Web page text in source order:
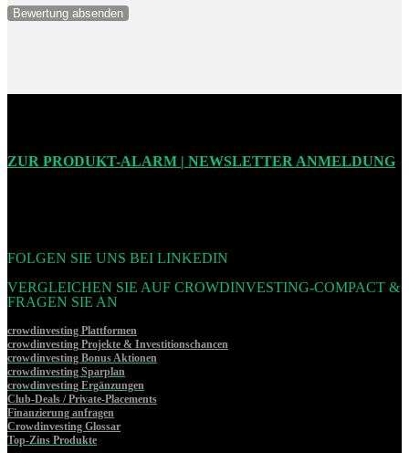
ZUR PRODUKT-ALARM | NEWSLETTER ANMELDUNG
FOLGEN SIE UNS BEI LINKEDIN
VERGLEICHEN SIE AUF CROWDINVESTING-COMPACT &
FRAGEN SIE AN
crowdinvesting Plattformen
crowdinvesting Projekte & Investitionschancen
crowdinvesting Bonus Aktionen
crowdinvesting Sparplan
crowdinvesting Ergänzungen
Club-Deals / Private-Placements
Finanzierung anfragen
Crowdinvesting Glossar
Top-Zins Produkte